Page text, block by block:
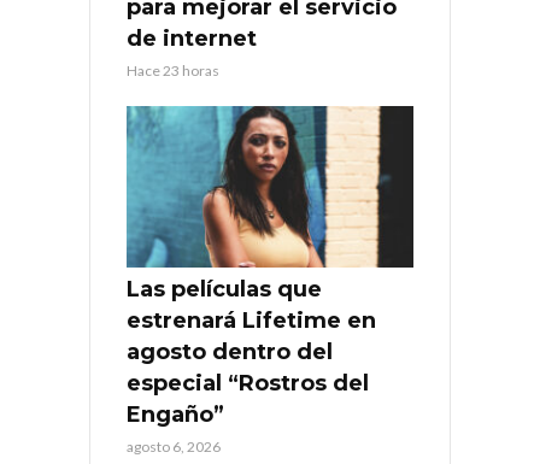
para mejorar el servicio
de internet
Hace 23 horas
Las películas que
estrenará Lifetime en
agosto dentro del
especial “Rostros del
Engaño”
agosto 6, 2026